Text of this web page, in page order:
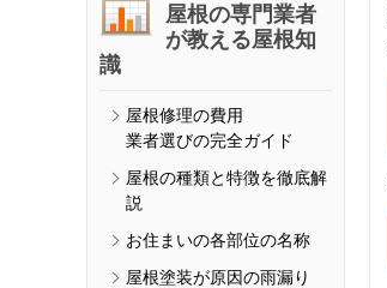
屋根の専門業者
が教える屋根知
識
屋根修理の費用
業者選びの完全ガイド
屋根の種類と特徴を徹底解
説
お住まいの各部位の名称
屋根塗装が原因の雨漏り